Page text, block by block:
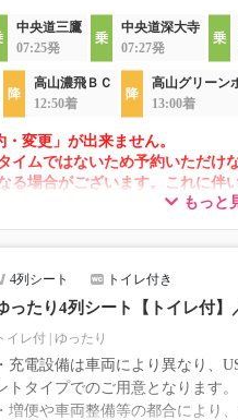
中央道三鷹
07:25発
中央道深大寺
07:27発
高山濃飛ＢＣ
12:50着
高山グリーン
13:00着
変更」が出来ません。
イムではないため予約いただけ
る場合がございます。これに
もっと
4列シート トイレ付き
ったり4列シート【トイレ付】
トイレ付 ゆったり
・充電設備は車両により異なり、
トタイプでのご用意となります。
・増便や車両整備等の都合により